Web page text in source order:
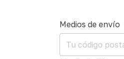
Entregas para el
Medios de envío